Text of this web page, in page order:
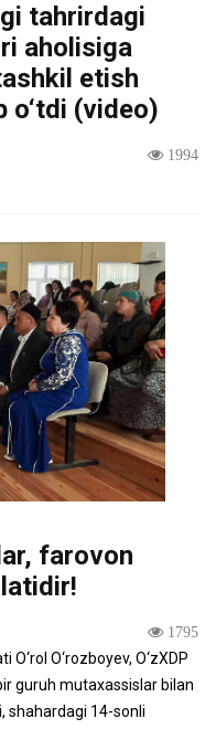
tahrirdagi
aholisiga
etish
o‘tdi (video)
1994
farovon
1795
O‘rozboyev, O‘zXDP
guruh mutaxassislar bilan
shahardagi 14-sonli